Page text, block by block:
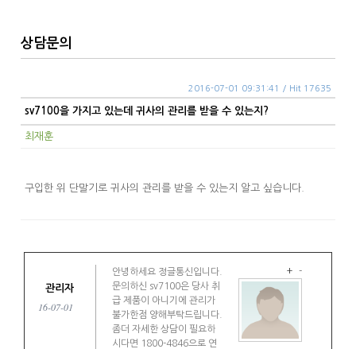
상담문의
2016-07-01 09:31:41 / Hit 17635
sv7100을 가지고 있는데 귀사의 관리를 받을 수 있는지?
최재훈
구입한 위 단말기로 귀사의 관리를 받을 수 있는지 알고 싶습니다.
관리자
16-07-01
+ -
안녕하세요 정글통신입니다.
문의하신 sv7100은 당사 취
급 제품이 아니기에 관리가
불가한점 양해부탁드립니다.
좀더 자세한 상담이 필요하
시다면 1800-4846으로 연